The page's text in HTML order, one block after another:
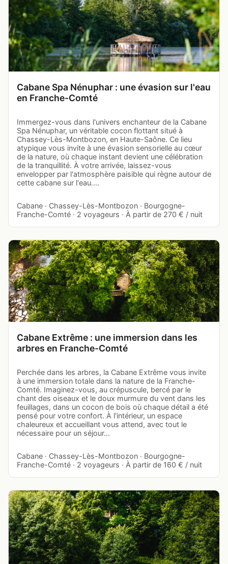
Cabane Spa Nénuphar : une évasion sur l'eau
en Franche-Comté
Immergez-vous dans l'univers enchanteur de la Cabane
Spa Nénuphar, un véritable cocon flottant situé à
Chassey-Lès-Montbozon, en Haute-Saône. Ce lieu
atypique vous invite à une évasion sensorielle au cœur
de la nature, où chaque instant devient une célébration
de la tranquillité. À votre arrivée, laissez-vous
envelopper par l'atmosphère paisible qui règne autour de
cette cabane sur l'eau.…
Cabane · Chassey-Lès-Montbozon · Bourgogne-
Franche-Comté · 2 voyageurs · À partir de 270 € / nuit
Cabane Extrême : une immersion dans les
arbres en Franche-Comté
Perchée dans les arbres, la Cabane Extrême vous invite
à une immersion totale dans la nature de la Franche-
Comté. Imaginez-vous, au crépuscule, bercé par le
chant des oiseaux et le doux murmure du vent dans les
feuillages, dans un cocon de bois où chaque détail a été
pensé pour votre confort. À l'intérieur, un espace
chaleureux et accueillant vous attend, avec tout le
nécessaire pour un séjour…
Cabane · Chassey-Lès-Montbozon · Bourgogne-
Franche-Comté · 2 voyageurs · À partir de 160 € / nuit